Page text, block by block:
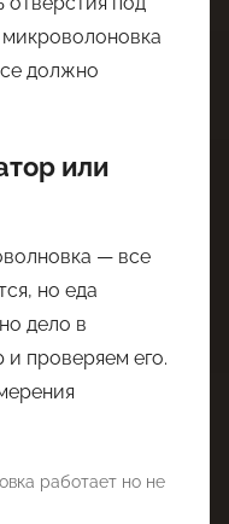
должно
или
— все
но еда
дело в
и проверяем его.